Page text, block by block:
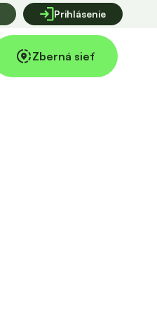
Prihlásenie
Zberná sieť